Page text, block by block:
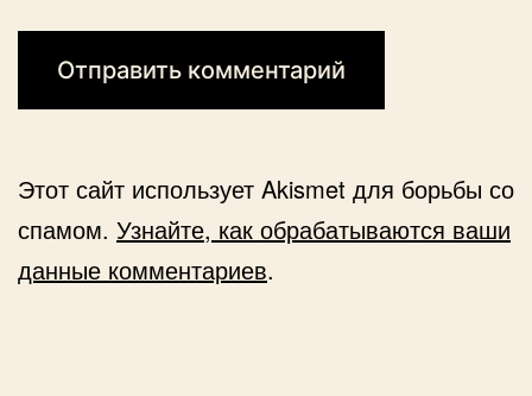
Этот сайт использует Akismet для борьбы со
спамом. Узнайте, как обрабатываются ваши
данные комментариев.